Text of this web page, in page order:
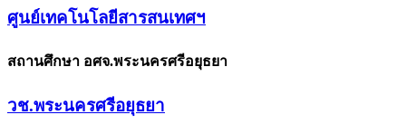
ศูนย์เทคโนโลยีสารสนเทศฯ
สถานศึกษา อศจ.พระนครศรีอยุธยา
วช.พระนครศรีอยุธยา